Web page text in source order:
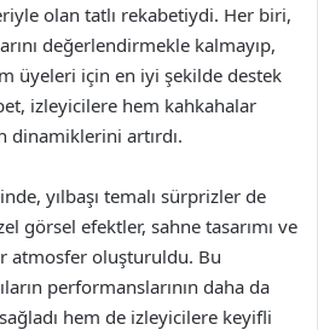
olan tatlı rekabetiydi. Her biri,
değerlendirmekle kalmayıp,
üyeleri için en iyi şekilde destek
izleyicilere hem kahkahalar
dinamiklerini artırdı.
yılbaşı temalı sürprizler de
görsel efektler, sahne tasarımı ve
atmosfer oluşturuldu. Bu
performanslarının daha da
hem de izleyicilere keyifli